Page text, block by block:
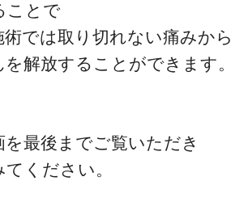
ことで
術では取り切れない痛みから
を解放することができます。
を最後までご覧いただき
ください。